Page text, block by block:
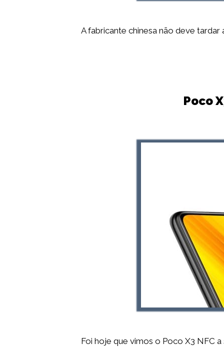
A fabricante chinesa não deve
Poco
Foi hoje que vimos o Poco X3 NFC